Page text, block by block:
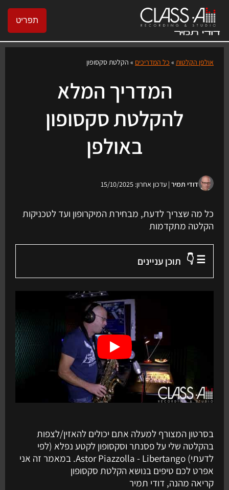
תפריט
אולפן הקלטות » כל המדריכים » הקלטת סקסופון
המדריך המלא
להקלטת סקסופון
באולפן
דודי תמיר | עדכון אחרון: 15/10/2025
כל מה שצריך לדעת, מבחירת המיקרופון ועד לטכניקות
הקלטה מתקדמות
☰ 👇 תוכן עניינים
בסרטון המצורף למעלה אתם יכולים להאזין/לצפות
בהקלטה שלי על פסנתר וסקסופון לקטע נפלא (לפי
לדעתי) Astor Piazzolla - Libertango. במאמר זה אני
אפרט לכם טיפים בנושא הקלטת סקסופון
קריאה מהנה, דודי תמיר